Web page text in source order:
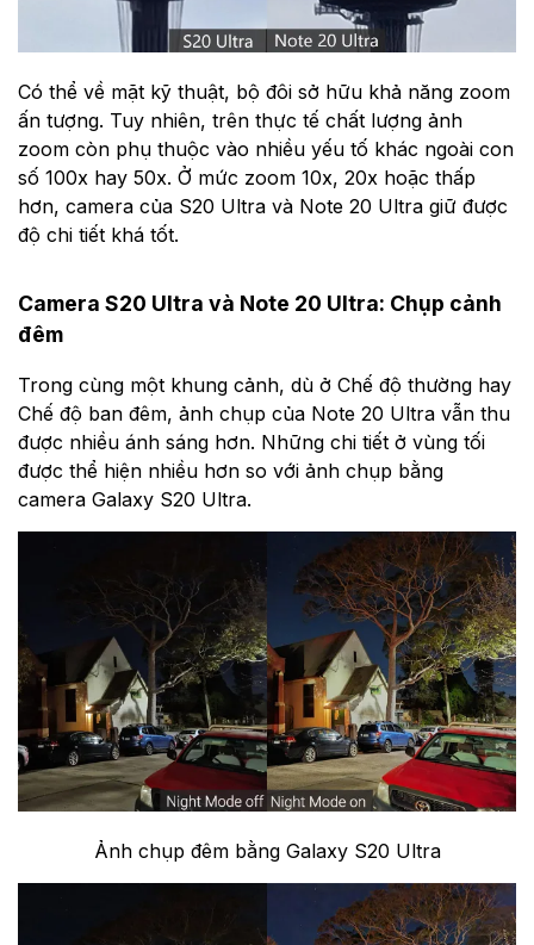
Có thể về mặt kỹ thuật, bộ đôi sở hữu khả năng zoom
ấn tượng. Tuy nhiên, trên thực tế chất lượng ảnh
zoom còn phụ thuộc vào nhiều yếu tố khác ngoài con
số 100x hay 50x. Ở mức zoom 10x, 20x hoặc thấp
hơn, camera của S20 Ultra và Note 20 Ultra giữ được
độ chi tiết khá tốt.
Camera S20 Ultra và Note 20 Ultra: Chụp cảnh
đêm
Trong cùng một khung cảnh, dù ở Chế độ thường hay
Chế độ ban đêm, ảnh chụp của Note 20 Ultra vẫn thu
được nhiều ánh sáng hơn. Những chi tiết ở vùng tối
được thể hiện nhiều hơn so với ảnh chụp bằng
camera Galaxy S20 Ultra.
Ảnh chụp đêm bằng Galaxy S20 Ultra